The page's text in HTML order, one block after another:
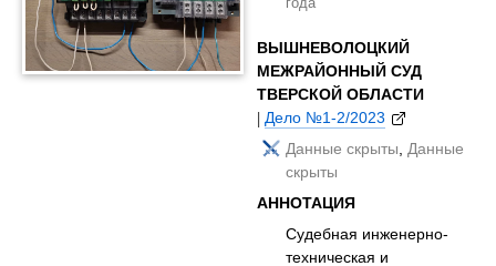
ВЫШНЕВОЛОЦКИЙ
МЕЖРАЙОННЫЙ СУД
ТВЕРСКОЙ ОБЛАСТИ
|Дело №1-2/2023
Данные скрыты,Данные
скрыты
АННОТАЦИЯ
Судебная инженерно-
техническая и